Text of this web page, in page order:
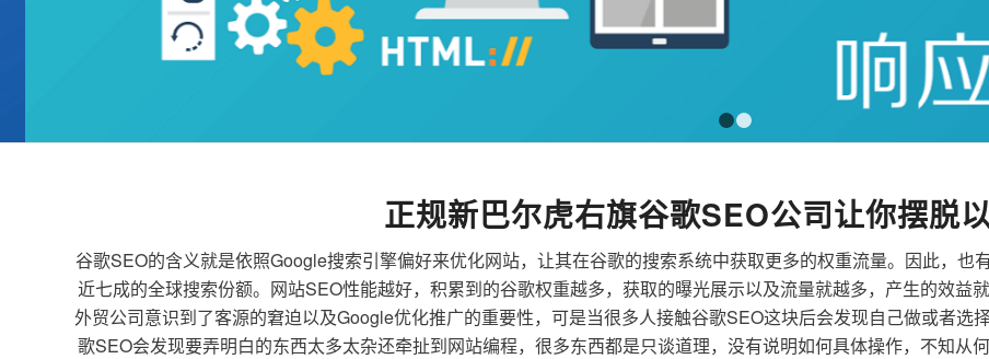
正规新巴尔虎右旗谷歌SEO公司让你摆脱
谷歌SEO的含义就是依照Google搜索引擎偏好来优化网站，让其在谷歌的搜索系统中获取更多的权重流量。因此，
近七成的全球搜索份额。网站SEO性能越好，积累到的谷歌权重越多，获取的曝光展示以及流量就越多，产生的效益
外贸公司意识到了客源的窘迫以及Google优化推广的重要性，可是当很多人接触谷歌SEO这块后会发现自己做或者选
歌SEO会发现要弄明白的东西太多太杂还牵扯到网站编程，很多东西都是只谈道理，没有说明如何具体操作，不知从